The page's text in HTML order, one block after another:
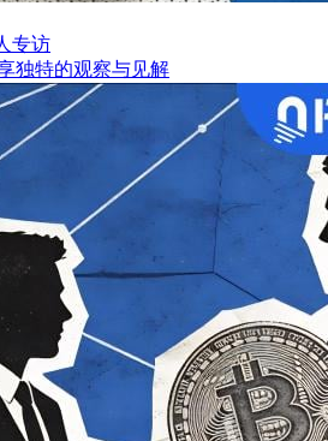
专访
独特的观察与见解